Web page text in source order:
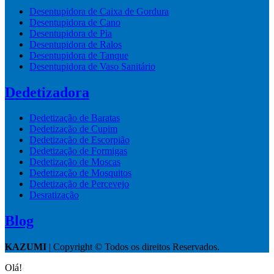
Desentupidora de Caixa de Gordura
Desentupidora de Cano
Desentupidora de Pia
Desentupidora de Ralos
Desentupidora de Tanque
Desentupidora de Vaso Sanitário
Dedetizadora
Dedetização de Baratas
Dedetização de Cupim
Dedetização de Escorpião
Dedetização de Formigas
Dedetização de Moscas
Dedetização de Mosquitos
Dedetização de Percevejo
Desratização
Blog
KAZUMI | Copyright © Todos os direitos Reservados.
Olá!